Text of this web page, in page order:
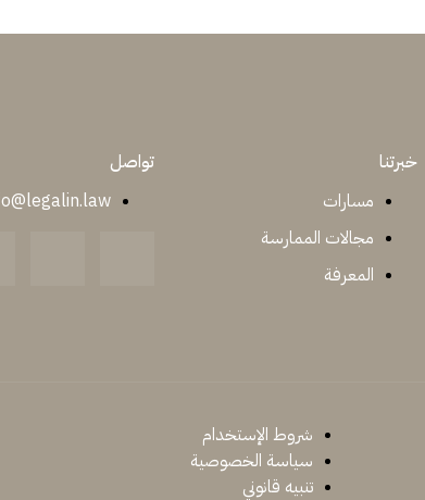
خبرتنا
مسارات
مجالات الممارسة
المعرفة
تواصل
شروط الإستخدام
سياسة الخصوصية
تنبيه قانوني